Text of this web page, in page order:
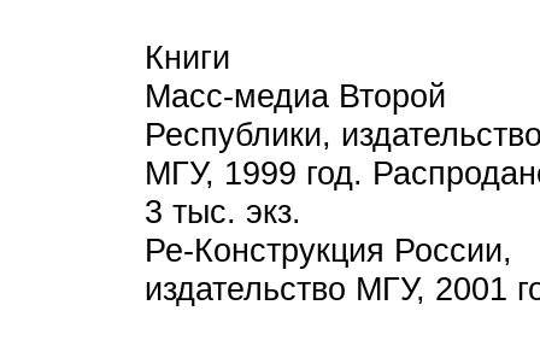
Книги
Масс-медиа Второй
Республики,
МГУ, 1999 год.
3 тыс. экз.
Ре-Конструкция России,
издательство МГУ, 2001